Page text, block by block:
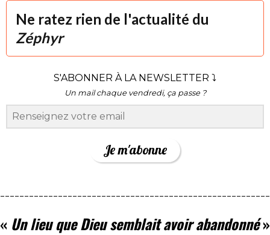
Ne ratez rien de l'actualité du
Zéphyr
S'ABONNER À LA NEWSLETTER ⤵
Un mail chaque vendredi, ça passe ?
Je m'abonne
« Un lieu que Dieu semblait avoir abandonné»